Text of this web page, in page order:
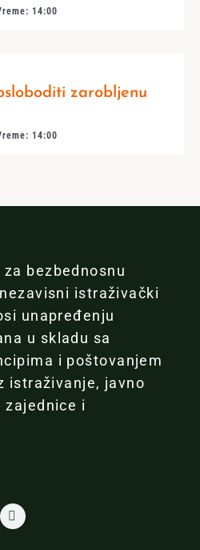
14:00
zarobljenu
14:00
bezbednosnu
istraživački
unapređenju
u skladu sa
i poštovanjem
istraživanje, javno
zajednice i